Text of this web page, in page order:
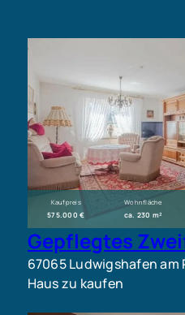
Kaufpreis
575.000 €
Wohnfläche
ca. 230 m²
67065 Ludwigshafen am
Haus zu kaufen